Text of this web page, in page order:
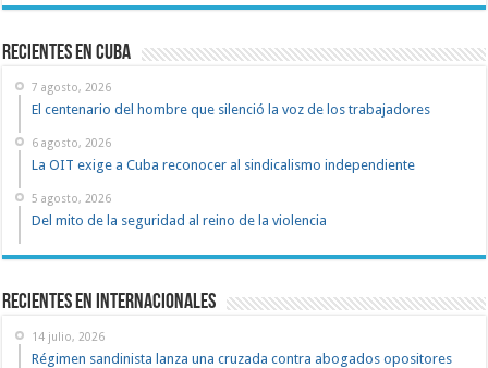
recientes en cuba
7 agosto, 2026
El centenario del hombre que silenció la voz de los trabajadores
6 agosto, 2026
La OIT exige a Cuba reconocer al sindicalismo independiente
5 agosto, 2026
Del mito de la seguridad al reino de la violencia
Recientes en Internacionales
14 julio, 2026
Régimen sandinista lanza una cruzada contra abogados opositores